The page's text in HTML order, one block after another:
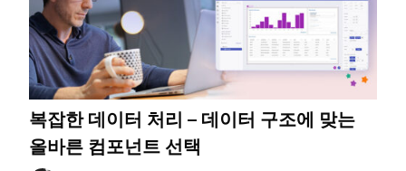
복잡한 데이터 처리 – 데이터 구조에 맞는
올바른 컴포넌트 선택